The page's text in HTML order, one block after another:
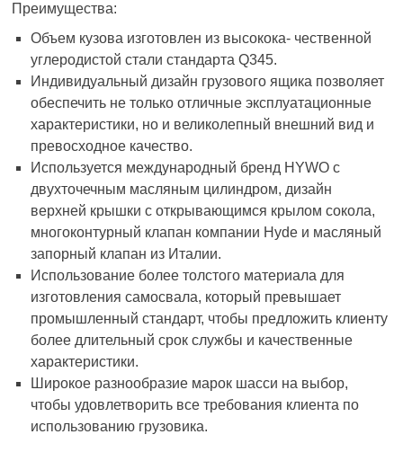
Преимущества:
Объем кузова изготовлен из высокока- чественной
углеродистой стали стандарта Q345.
Индивидуальный дизайн грузового ящика позволяет
обеспечить не только отличные эксплуатационные
характеристики, но и великолепный внешний вид и
превосходное качество.
Используется международный бренд HYWO с
двухточечным масляным цилиндром, дизайн
верхней крышки с открывающимся крылом сокола,
многоконтурный клапан компании Hyde и масляный
запорный клапан из Италии.
Использование более толстого материала для
изготовления самосвала, который превышает
промышленный стандарт, чтобы предложить клиенту
более длительный срок службы и качественные
характеристики.
Широкое разнообразие марок шасси на выбор,
чтобы удовлетворить все требования клиента по
использованию грузовика.